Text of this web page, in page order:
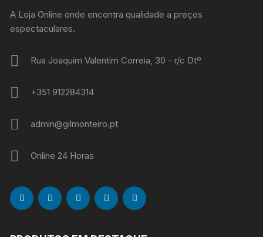
A Loja Online onde encontra qualidade a preços
espectaculares.
Rua Joaquim Valentim Correia, 30 - r/c Dtº
+351 912284314
admin@gilmonteiro.pt
Online 24 Horas